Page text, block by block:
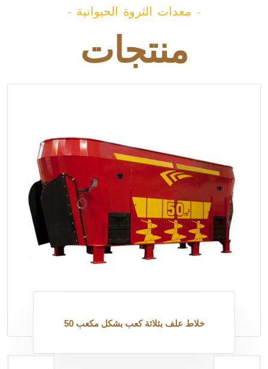
- معدات الثروة الحيوانية -
منتجات
50 خلاط علف بثلاثة كعب بشكل مكعب